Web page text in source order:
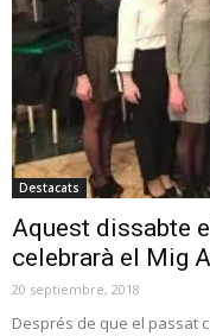
Destacats
Aquest dissabte
celebrarà el Mig
20 septiembre, 2018
Després de que el passat